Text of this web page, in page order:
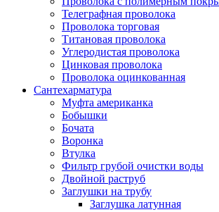
Телеграфная проволока
Проволока торговая
Титановая проволока
Углеродистая проволока
Цинковая проволока
Проволока оцинкованная
Сантехарматура
Муфта американка
Бобышки
Бочата
Воронка
Втулка
Фильтр грубой очистки воды
Двойной раструб
Заглушки на трубу
Заглушка латунная